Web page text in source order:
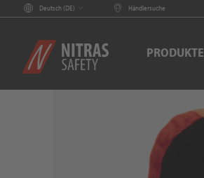
Deutsch (DE) Händlersuche
PRODUKTE